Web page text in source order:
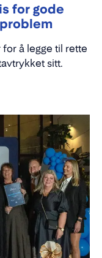
for gode
for å legge til rette
sitt.